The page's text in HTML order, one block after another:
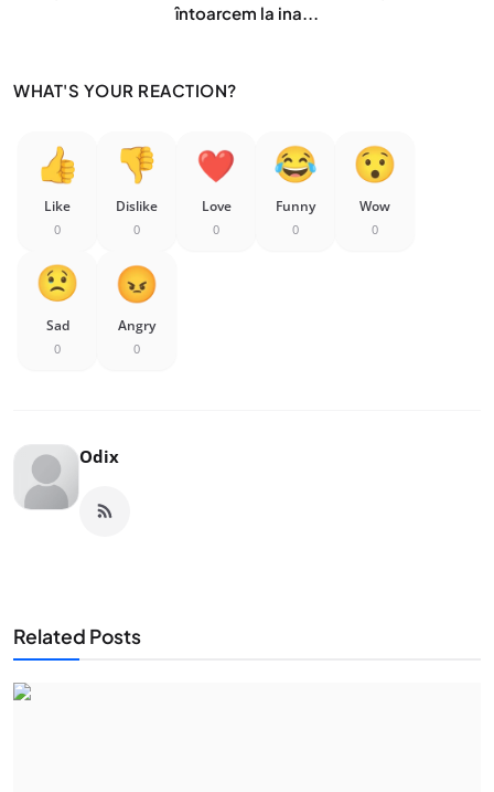
întoarcem la ina...
WHAT'S YOUR REACTION?
Like
0
Dislike
0
Love
0
Funny
0
Wow
0
Sad
0
Angry
0
Odix
Related Posts